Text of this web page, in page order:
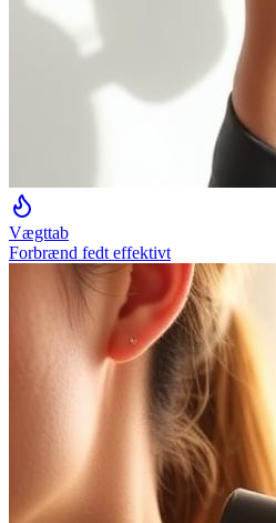
Vægttab
Forbrænd fedt effektivt